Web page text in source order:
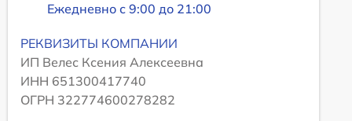
Ежедневно с 9:00 до 21:00
РЕКВИЗИТЫ КОМПАНИИ
ИП Велес Ксения Алексеевна
ИНН 651300417740
ОГРН 322774600278282